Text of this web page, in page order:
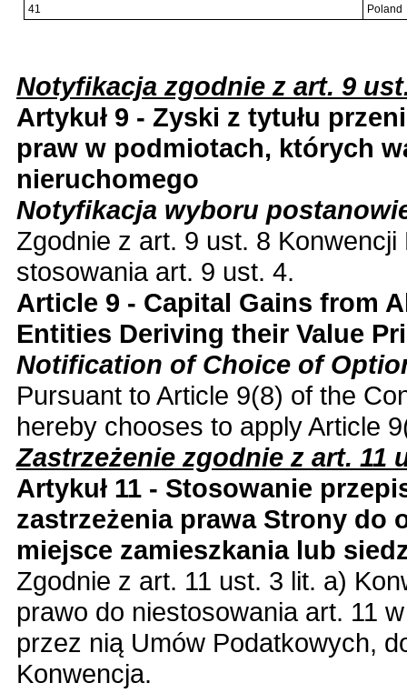
41
Poland
Notyfikacja zgodnie z art. 9
Artykuł 9 - Zyski z tytułu
praw w podmiotach, których
nieruchomego
Notyfikacja wyboru
Zgodnie z art. 9 ust. 8
stosowania art. 9 ust. 4.
Article 9 - Capital Gains from
Entities Deriving their Value
Notification of Choice of
Pursuant to Article 9(8) of the
hereby chooses to apply Article
Zastrzeżenie zgodnie z art. 11
Artykuł 11 - Stosowanie
zastrzeżenia prawa Strony do
miejsce zamieszkania lub
Zgodnie z art. 11 ust. 3 lit. a)
prawo do niestosowania art. 11
przez nią Umów Podatkowych,
Konwencja.